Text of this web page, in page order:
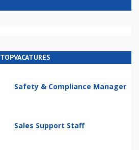
TOPVACATURES
Safety & Compliance Manager
Sales Support Staff